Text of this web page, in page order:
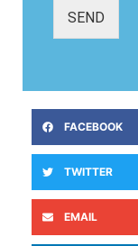
SEND
FACEBOOK
TWITTER
EMAIL